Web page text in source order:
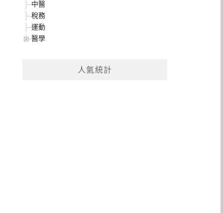
中醫
稅務
運動
醫學
人氣統計